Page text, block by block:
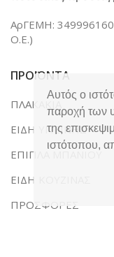
Αυτός ο
παροχή των
της
ιστότοπου,
ΑρΓΕΜΗ:
Ο.Ε.)
ΠΡΟΪΟΝΤΑ
ΠΛΑΚΑΚΙΑ
ΕΙΔΗ ΥΓΙΕΙΝΗΣ
ΕΠΙΠΛΑ ΜΠΑΝΙΟΥ
ΕΙΔΗ ΚΟΥΖΙΝΑΣ
ΠΡΟΣΦΟΡΕΣ